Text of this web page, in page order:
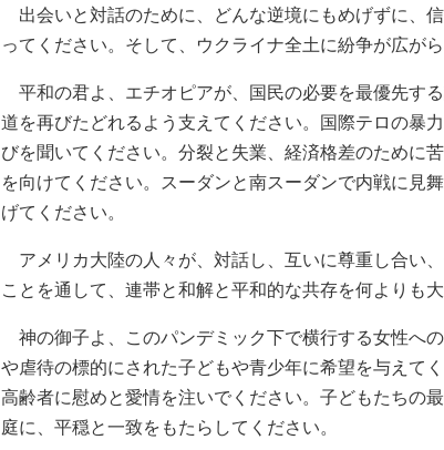
出会いと対話のために、どんな逆境にもめげずに、
ってください。そして、ウクライナ全土に紛争が広が
平和の君よ、エチオピアが、国民の必要を最優先す
道を再びたどれるよう支えてください。国際テロの暴
びを聞いてください。分裂と失業、経済格差のために
を向けてください。スーダンと南スーダンで内戦に見
げてください。
アメリカ大陸の人々が、対話し、互いに尊重し合い
ことを通して、連帯と和解と平和的な共存を何よりも
神の御子よ、このパンデミック下で横行する女性へ
や虐待の標的にされた子どもや青少年に希望を与えて
高齢者に慰めと愛情を注いでください。子どもたちの
庭に、平穏と一致をもたらしてください。